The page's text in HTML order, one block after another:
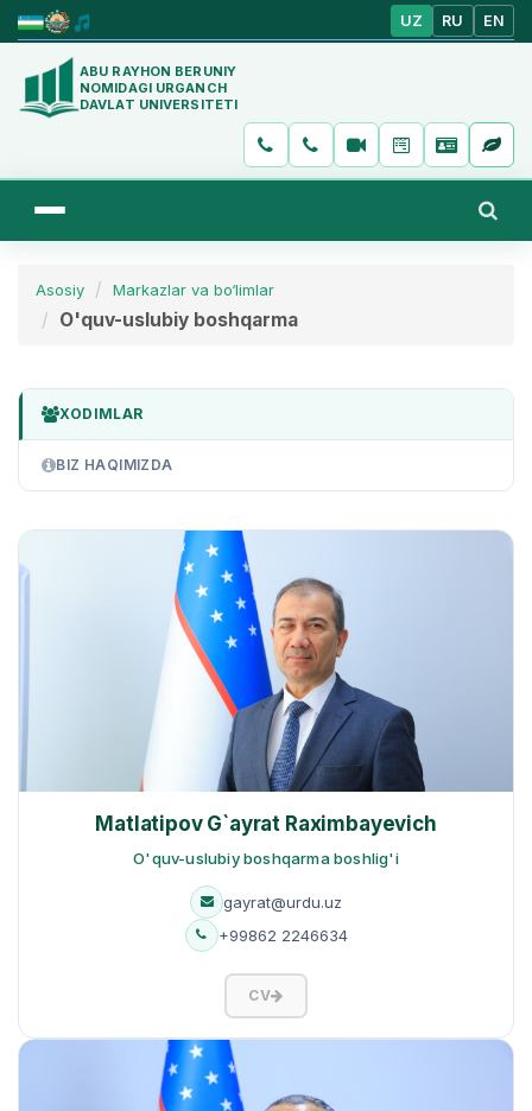
UZ RU EN
ABU RAYHON BERUNIY
NOMIDAGI URGANCH
DAVLAT UNIVERSITETI
Asosiy Markazlar va bo‘limlar
O'quv-uslubiy boshqarma
XODIMLAR
BIZ HAQIMIZDA
Matlatipov G`ayrat Raximbayevich
O'quv-uslubiy boshqarma boshlig'i
gayrat@urdu.uz
+99862 2246634
CV